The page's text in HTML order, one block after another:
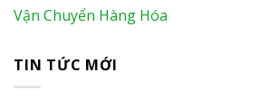
Vận Chuyển Hàng Hóa
TIN TỨC MỚI